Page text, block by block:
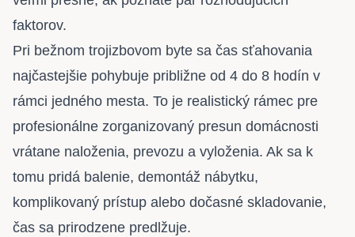
faktorov.
Pri bežnom trojizbovom byte sa čas sťahovania
najčastejšie pohybuje približne od 4 do 8 hodín v
rámci jedného mesta. To je realistický rámec pre
profesionálne zorganizovaný presun domácnosti
vrátane naloženia, prevozu a vyloženia. Ak sa k
tomu pridá balenie, demontáž nábytku,
komplikovaný prístup alebo dočasné skladovanie,
čas sa prirodzene predlžuje.